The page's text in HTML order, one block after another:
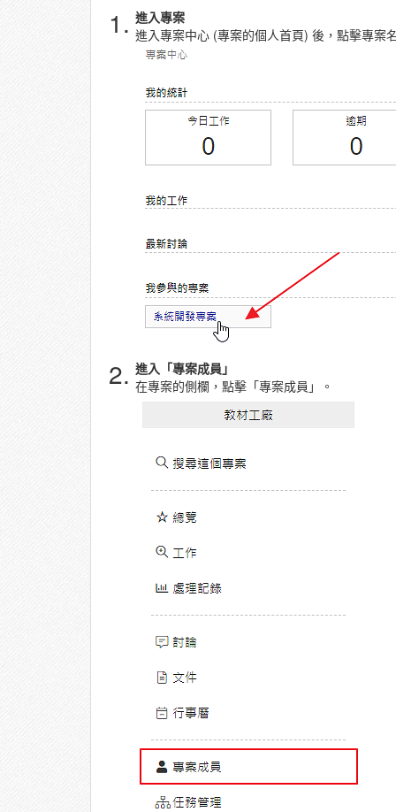
1. 進入專案
進入專案中心 (專案的個人首頁) 後，點擊專案
2. 進入「專案成員」
在專案的側欄，點擊「專案成員」。